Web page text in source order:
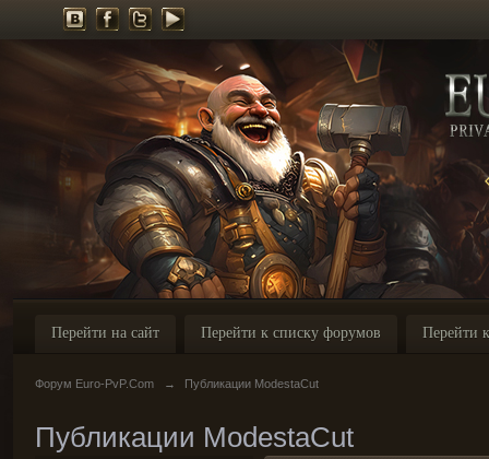
Перейти на сайт Перейти к списку форумов Перейти
Форум Euro-PvP.Com → Публикации ModestaCut
Публикации ModestaCut